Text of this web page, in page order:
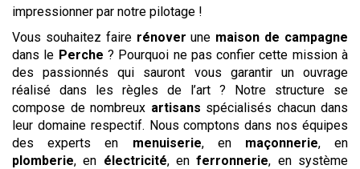
impressionner par notre pilotage !
Vous souhaitez faire rénover une maison de campagne
dans le Perche ? Pourquoi ne pas confier cette mission à
des passionnés qui sauront vous garantir un ouvrage
réalisé dans les règles de l’art ? Notre structure se
compose de nombreux artisans spécialisés chacun dans
leur domaine respectif. Nous comptons dans nos équipes
des experts en menuiserie, en maçonnerie, en
plomberie, en électricité, enferronnerie, en système